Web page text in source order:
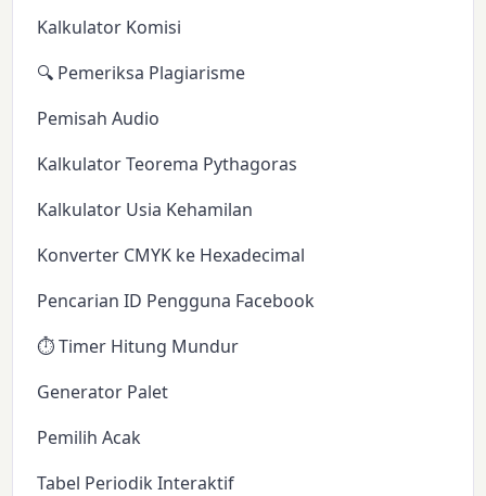
Kalkulator Komisi
🔍 Pemeriksa Plagiarisme
Pemisah Audio
Kalkulator Teorema Pythagoras
Kalkulator Usia Kehamilan
Konverter CMYK ke Hexadecimal
Pencarian ID Pengguna Facebook
⏱️ Timer Hitung Mundur
Generator Palet
Pemilih Acak
Tabel Periodik Interaktif